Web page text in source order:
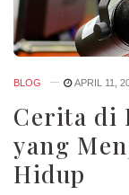
BLOG APRIL 11,
Cerita di
yang
Hidup